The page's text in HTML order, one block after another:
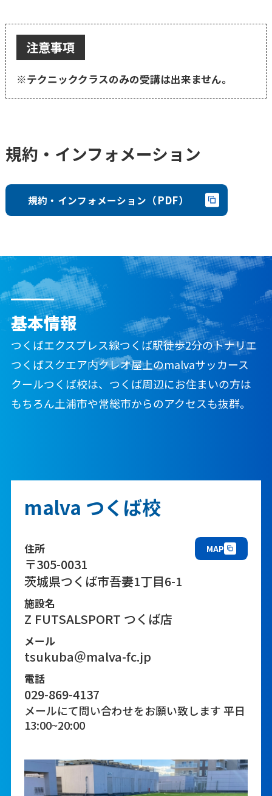
注意事項
※テクニッククラスのみの受講は出来ません。
規約・インフォメーション
規約・インフォメーション （PDF）
基本情報
つくばエクスプレス線つくば駅徒歩2分のトナリエ
つくばスクエア内クレオ屋上のmalvaサッカース
クールつくば校は、つくば周辺にお住まいの方は
もちろん土浦市や常総市からのアクセスも抜群。
malva つくば校
MAP
住所
〒305-0031
茨城県つくば市吾妻1丁目6-1
施設名
Z FUTSALSPORT つくば店
メール
tsukuba＠malva-fc.jp
電話
029-869-4137
メールにて問い合わせをお願い致します 平日
13:00~20:00